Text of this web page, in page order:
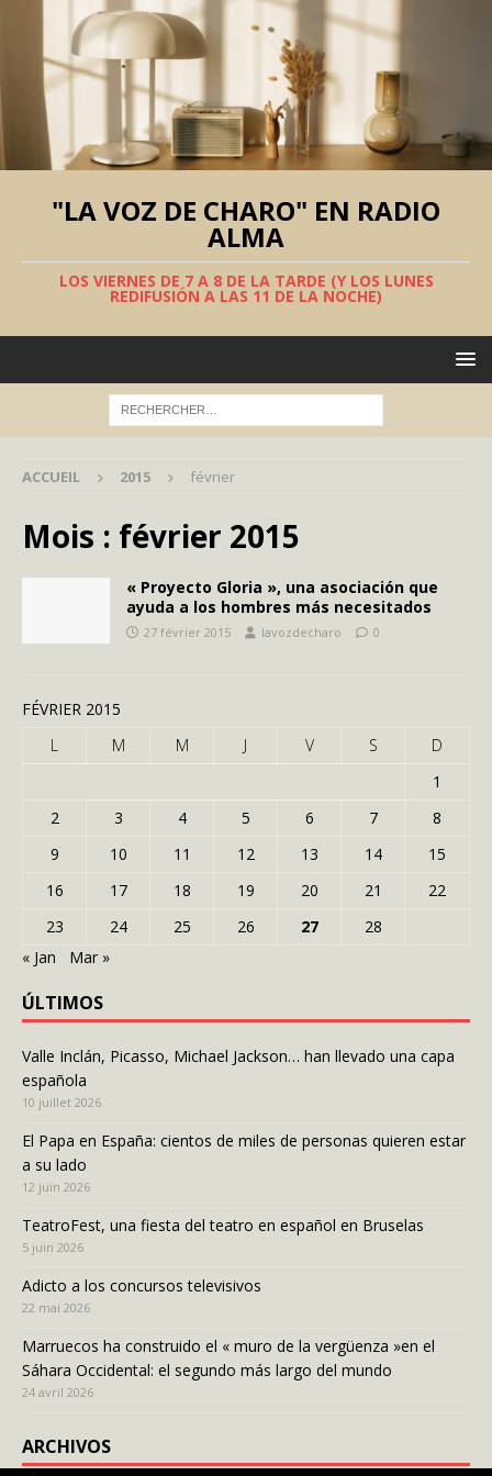
"LA VOZ DE CHARO" EN RADIO
ALMA
LOS VIERNES DE 7 A 8 DE LA TARDE (Y LOS LUNES
REDIFUSIÓN A LAS 11 DE LA NOCHE)
ACCUEIL 2015 février
Mois : février 2015
« Proyecto Gloria », una asociación que
ayuda a los hombres más necesitados
27 février 2015 lavozdecharo 0
FÉVRIER 2015
L
M M J V S
D
1
2
3 4 5 6 7
8
9
10 11 12 13 14
15
16
17 18 19 20 21
22
23
24 25 26 27
28
« Jan
Mar »
ÚLTIMOS
Valle Inclán, Picasso, Michael Jackson… han llevado una capa
española
10 juillet 2026
El Papa en España: cientos de miles de personas quieren estar
a su lado
12 juin 2026
TeatroFest, una fiesta del teatro en español en Bruselas
5 juin 2026
Adicto a los concursos televisivos
22 mai 2026
Marruecos ha construido el « muro de la vergüenza »en el
Sáhara Occidental: el segundo más largo del mundo
24 avril 2026
ARCHIVOS